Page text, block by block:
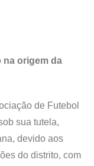
na origem da
de Futebol
sua tutela,
devido aos
do distrito, com